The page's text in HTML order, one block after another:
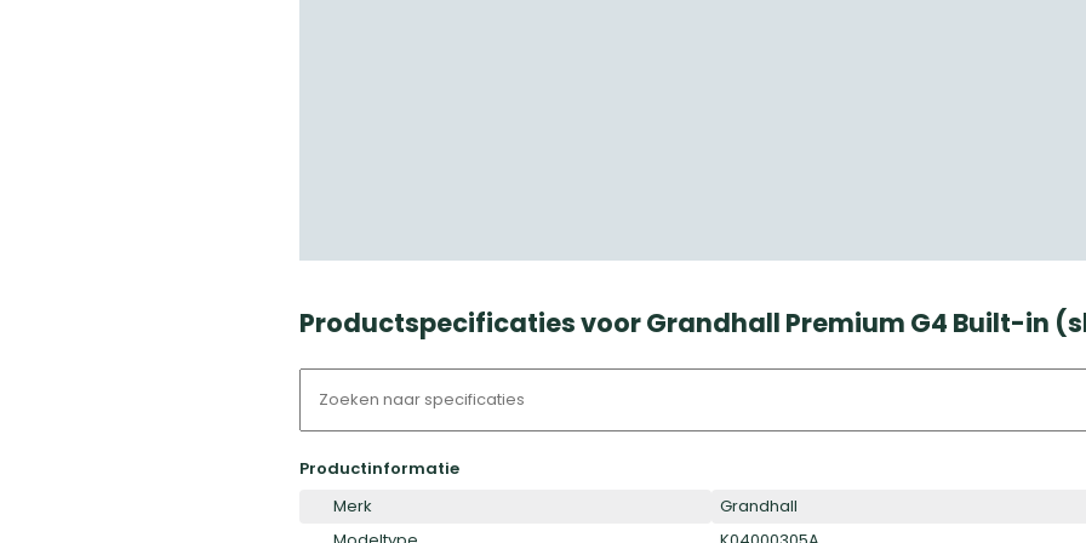
Productspecificaties voor Grandhall Premium G4 Built-in
Productinformatie
Merk
Grandhall